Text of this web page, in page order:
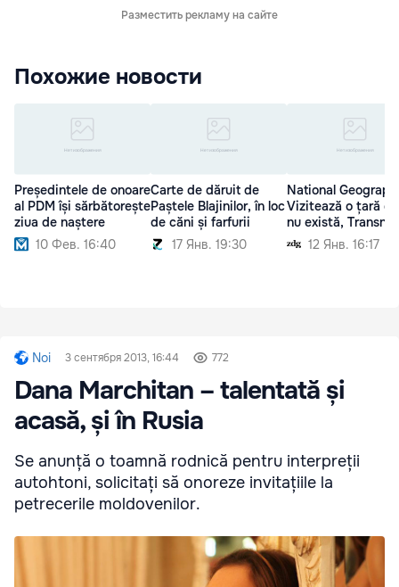
Разместить рекламу на сайте
Похожие новости
Președintele de onoare
al PDM își sărbătorește
ziua de naștere
10 Фев. 16:40
Carte de dăruit de
Paștele Blajinilor, în loc
de căni și farfurii
17 Янв. 19:30
National
Vizitează o țară
nu există,
12 Янв. 16:17
Noi 3 сентября 2013, 16:44 772
Dana Marchitan – talentată și
acasă, și în Rusia
Se anunță o toamnă rodnică pentru interpreții
autohtoni, solicitați să onoreze invitațiile la
petrecerile moldovenilor.